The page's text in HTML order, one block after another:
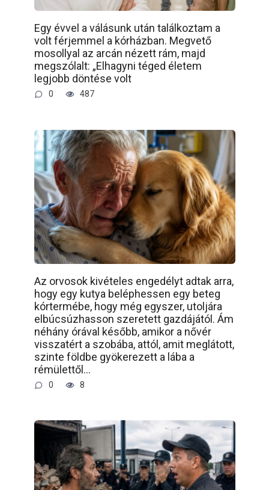
Egy évvel a válásunk után találkoztam a
volt férjemmel a kórházban. Megvető
mosollyal az arcán nézett rám, majd
megszólalt: „Elhagyni téged életem
legjobb döntése volt
0 487
Az orvosok kivételes engedélyt adtak arra,
hogy egy kutya beléphessen egy beteg
kórtermébe, hogy még egyszer, utoljára
elbúcsúzhasson szeretett gazdájától. Ám
néhány órával később, amikor a nővér
visszatért a szobába, attól, amit meglátott,
szinte földbe gyökerezett a lába a
rémülettől…
0 8